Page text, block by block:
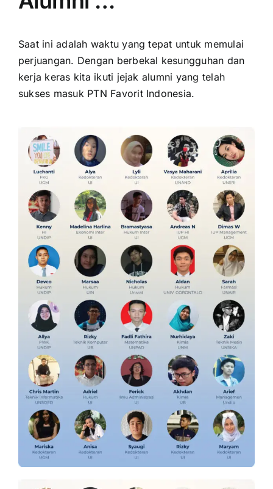
Saat ini adalah waktu yang tepat untuk memulai
perjuangan. Dengan berbekal kesungguhan dan
kerja keras kita ikuti jejak alumni yang telah
sukses masuk PTN Favorit Indonesia.